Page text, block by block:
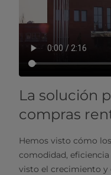
La solución
compras
Hemos visto cómo
comodidad,
visto el crecimiento y